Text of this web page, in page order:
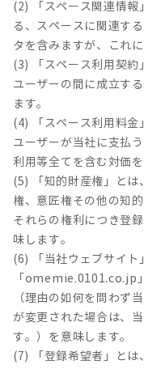
(2) 「スペース関連情報
る、スペースに関連す
タを含みますが、これ
(3) 「スペース利用契約
ユーザーの間に成立す
ます。
(4) 「スペース利用料金
ユーザーが当社に支払
利用等全てを含む対価を
(5) 「知的財産権」とは
権、意匠権その他の知
それらの権利につき登
味します。
(6) 「当社ウェブサイト
「omemie.0101.co.jp
（理由の如何を問わず
が変更された場合は、
す。）を意味します。
(7) 「登録希望者」とは